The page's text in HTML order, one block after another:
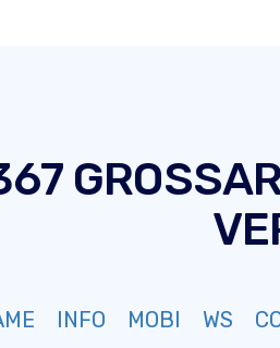
INFO MOBI WS